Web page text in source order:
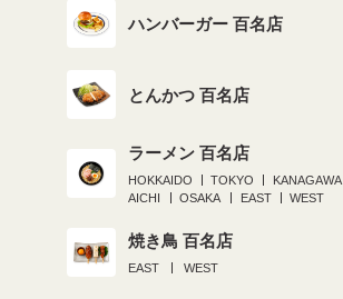
ハンバーガー 百名店
とんかつ 百名店
ラーメン 百名店
HOKKAIDO TOKYO
KANAGAWA
AICHI
OSAKA EAST WEST
焼き鳥 百名店
EAST WEST